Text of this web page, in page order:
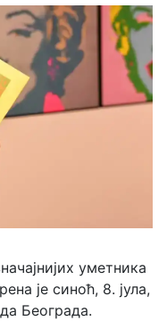
уметника
је синоћ, 8. јула,
Београда.